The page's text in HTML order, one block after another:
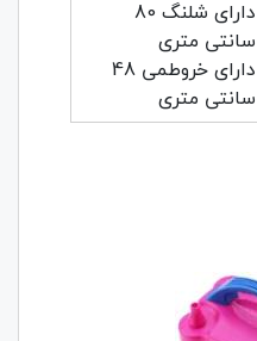
دارای شلنگ 80
سانتی متری
دارای خروطمی 48
سانتی متری